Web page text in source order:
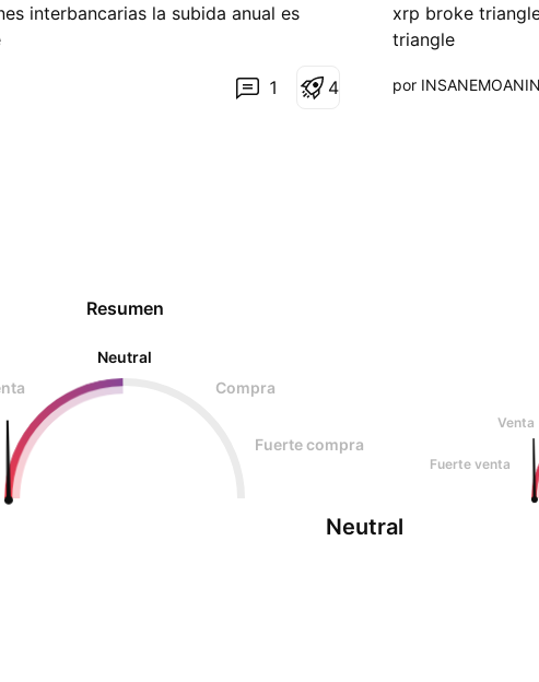
interbancarias la subida anual es
1 4
xrp broke
triangle
por
Resumen
Neutral
Compra
Fuerte compra
Neutral
Venta
Fuerte venta